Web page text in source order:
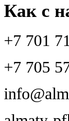
Как с
+7 701
+7 705